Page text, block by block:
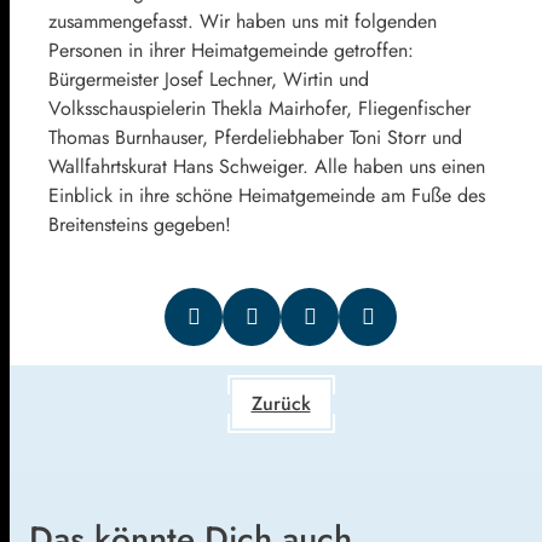
zusammengefasst. Wir haben uns mit folgenden
Personen in ihrer Heimatgemeinde getroffen:
Bürgermeister Josef Lechner, Wirtin und
Volksschauspielerin Thekla Mairhofer, Fliegenfischer
Thomas Burnhauser, Pferdeliebhaber Toni Storr und
Wallfahrtskurat Hans Schweiger. Alle haben uns einen
Einblick in ihre schöne Heimatgemeinde am Fuße des
Breitensteins gegeben!
Zurück